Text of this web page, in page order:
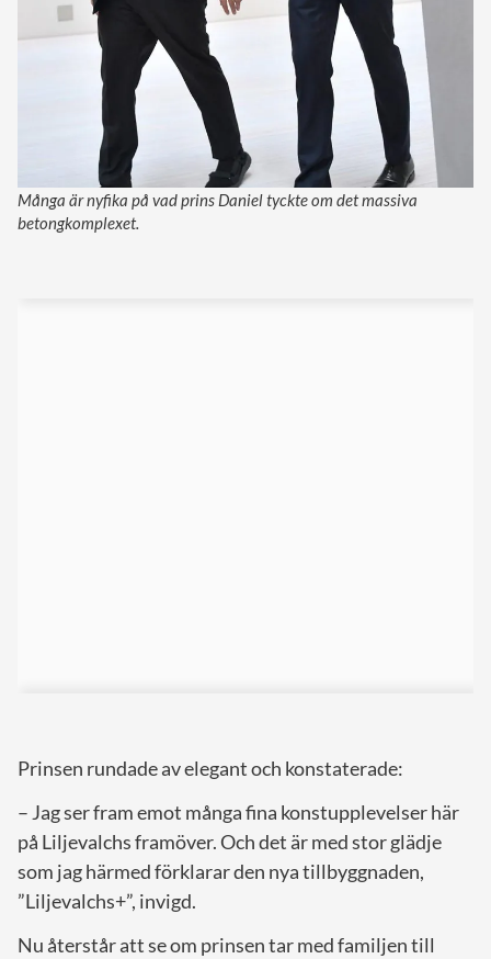
Många är nyfika på vad prins Daniel tyckte om det massiva
betongkomplexet.
Prinsen rundade av elegant och konstaterade:
– Jag ser fram emot många fina konstupplevelser här
på Liljevalchs framöver. Och det är med stor glädje
som jag härmed förklarar den nya tillbyggnaden,
”Liljevalchs+”, invigd.
Nu återstår att se om prinsen tar med familjen till